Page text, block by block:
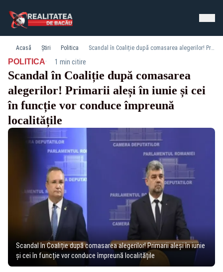
Acasă Știri Politica Scandal în Coaliție după comasarea alegerilor! Primarii aleși în iunie și cei în funcție vor conduce împreună localitățile
POLITICA· 1 min citire
Scandal în Coaliție după comasarea
alegerilor! Primarii aleși în iunie și cei
în funcție vor conduce împreună
localitățile
Scandal în Coaliție după comasarea alegerilor! Primarii aleși în iunie
și cei în funcție vor conduce împreună localitățile